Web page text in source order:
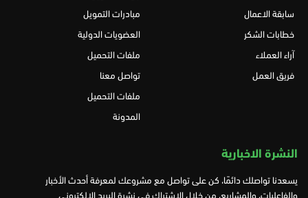
سابقة الاعمال
خطابات الشكر
آراء العملاء
فريق العمل
مبادرات التمويل
العضويات الدولية
ملفات التحميل
تواصل معنا
ملفات التحميل
المدونة
النشرة الاخبارية
يسعدنا تواصلك دائمًا، كن على تواصل مع مشروعك لمعرفة أحدث الأخبار